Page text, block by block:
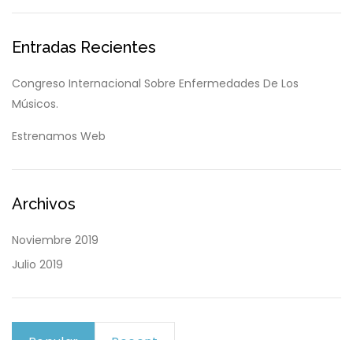
Entradas Recientes
Congreso Internacional Sobre Enfermedades De Los
Músicos.
Estrenamos Web
Archivos
Noviembre 2019
Julio 2019